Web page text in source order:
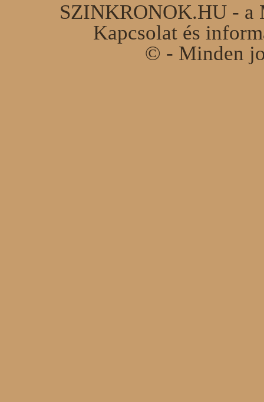
SZINKRONOK.HU - a
Kapcsolat és
© - Minden